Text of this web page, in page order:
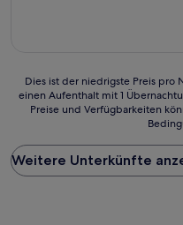
Dies
ist
Preis
pro
Nacht,
Dies ist der niedrigste Preis pro
einen Aufenthalt mit 1
Preise und Verfügbarkeiten
Weitere Unterkünfte